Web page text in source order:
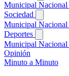
Municipal Nacional
Sociedad
Municipal Nacional
Deportes
Municipal Nacional
Opinión
Minuto a Minuto